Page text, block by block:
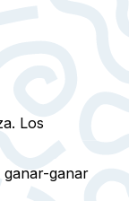
Los
ganar-ganar